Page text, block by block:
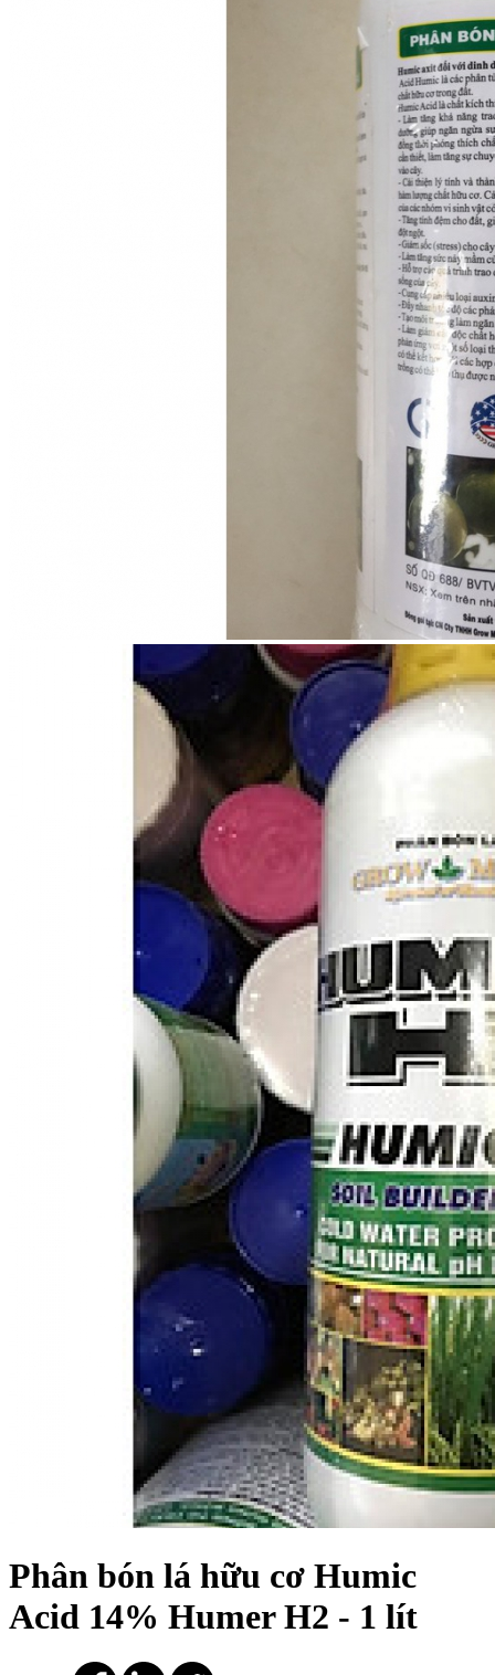
Phân bón lá hữu cơ Humic
Acid 14% Humer H2 - 1 lít